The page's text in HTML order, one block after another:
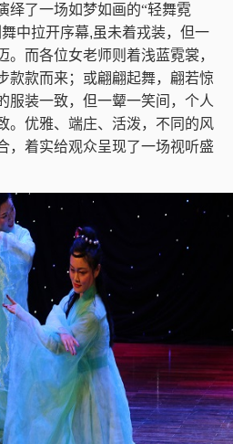
绎了一场如梦如画的“轻舞霓
中拉开序幕,虽未着戎装，但一
。而各位女老师则着浅蓝霓裳，
款款而来；或翩翩起舞，翩若惊
服装一致，但一颦一笑间，个人
。优雅、端庄、活泼，不同的风
，着实给观众呈现了一场视听盛